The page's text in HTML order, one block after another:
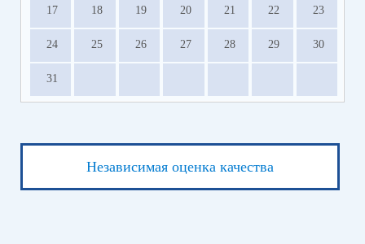
17 18 19 20 21 22 23
24 25 26 27 28 29 30
31
Независимая оценка качества